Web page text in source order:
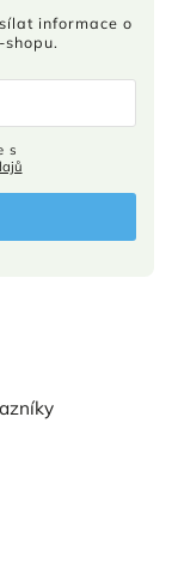
informace o